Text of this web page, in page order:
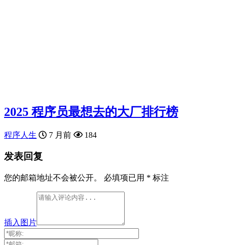
2025 程序员最想去的大厂排行榜
程序人生 7 月前 184
发表回复
您的邮箱地址不会被公开。 必填项已用 * 标注
插入图片